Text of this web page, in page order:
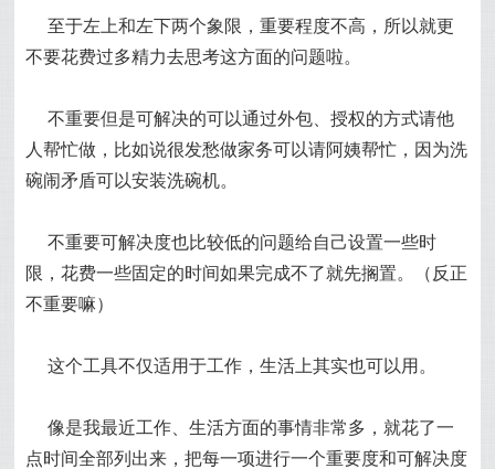
至于左上和左下两个象限，重要程度不高，所以就更
不要花费过多精力去思考这方面的问题啦。
不重要但是可解决的可以通过外包、授权的方式请他
人帮忙做，比如说很发愁做家务可以请阿姨帮忙，因为洗
碗闹矛盾可以安装洗碗机。
不重要可解决度也比较低的问题给自己设置一些时
限，花费一些固定的时间如果完成不了就先搁置。（反正
不重要嘛）
这个工具不仅适用于工作，生活上其实也可以用。
像是我最近工作、生活方面的事情非常多，就花了一
点时间全部列出来，把每一项进行一个重要度和可解决度